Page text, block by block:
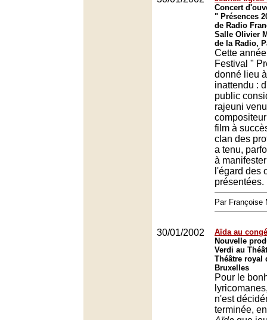
Concert
" Présences
de Radio
Salle Olivier
de la Radio,
Cette
Festival "
donné lieu
inattendu :
public
rajeuni
film à
clan des
a tenu,
à
l'égard des
présentées.
Par Françoise
30/01/2002
Aïda au
Nouvelle
Verdi au
Théâtre royal
Bruxelles
Pour le
n'est
terminée,